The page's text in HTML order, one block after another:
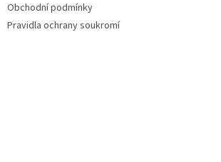
Obchodní podmínky
Pravidla ochrany soukromí